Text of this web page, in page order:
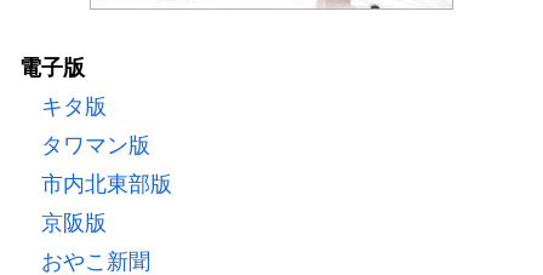
電子版
キタ版
タワマン版
市内北東部版
京阪版
おやこ新聞